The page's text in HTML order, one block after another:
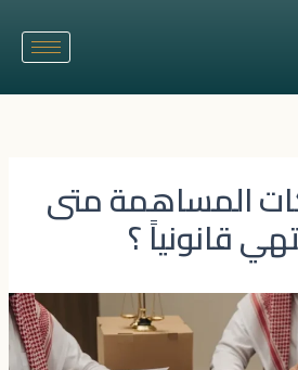
المساهمة متى
قانونياً ؟